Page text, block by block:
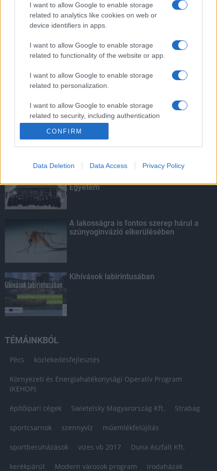
I want to allow Google to enable storage
related to analytics like cookies on web or
device identifiers in apps.
I want to allow Google to enable storage
related to functionality of the website or app.
I want to allow Google to enable storage
related to personalization.
I want to allow Google to enable storage
related to security, including authentication
functionality and fraud prevention, and other
user protection.
CONFIRM
Data Deletion Data Access Privacy Policy
mellett
Amire többmillióan vártunk: szombattól
Kecskeméten is szakirányú
Egyetem
A lakosságra is fontos szerep hárul a
szúnyoginvázió elkerülésében
Kihívások labirintusában
TÉMÁINKBÓL
Pécs közlekedésfejlesztés
Környezeti és Energiahatékonysági Operatív Program
(KEHOP)
építőipari cégek Swietelsky Magyarország Kft. Strabag
sportcsarnok szennyvíz műemlékfelújítás
sportberuházások vizes vb 2017 Duna Aszfalt Kft.
kerékpárút Modern városok program irodaházak